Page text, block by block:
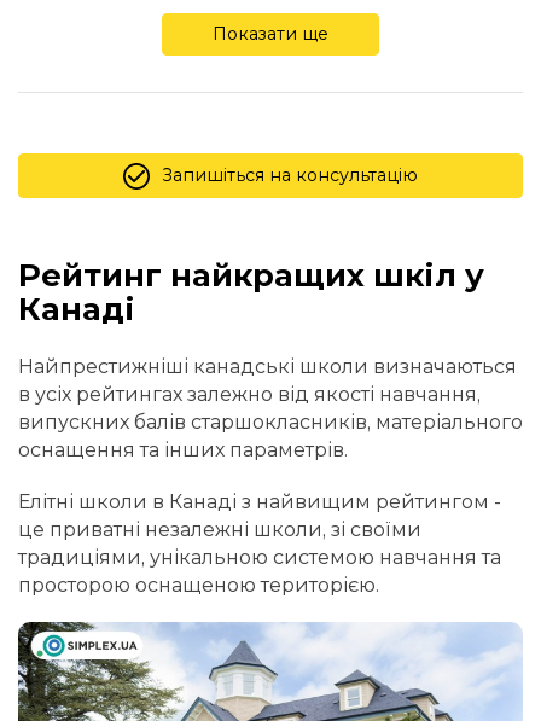
Показати ще
Запишіться на консультацію
Рейтинг найкращих шкіл у
Канаді
Найпрестижніші канадські школи визначаються
в усіх рейтингах залежно від якості навчання,
випускних балів старшокласників, матеріального
оснащення та інших параметрів.
Елітні школи в Канаді з найвищим рейтингом -
це приватні незалежні школи, зі своїми
традиціями, унікальною системою навчання та
просторою оснащеною територією.